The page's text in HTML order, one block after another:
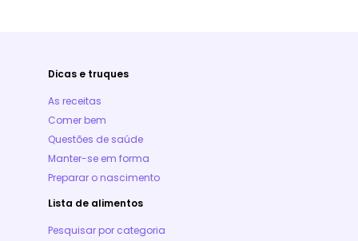
Dicas e truques
As receitas
Comer bem
Questões de saúde
Manter-se em forma
Preparar o nascimento
Lista de alimentos
Pesquisar por categoria